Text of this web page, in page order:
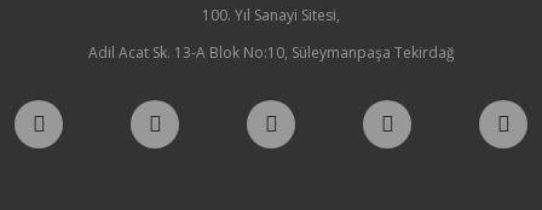
100. Yıl Sanayi Sitesi,
Adil Acat Sk. 13-A Blok No:10, Süleymanpaşa Tekirdağ